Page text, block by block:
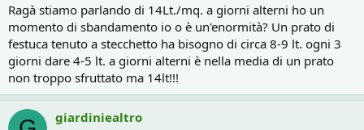
i
s
c
u
s
i
o
z
i
o
Ragà stiamo parlando di 14Lt./mq. a giorni alterni ho un
momento di sbandamento io o è un'enormità? Un prato di
festuca tenuto a stecchetto ha bisogno di circa 8-9 lt. ogni 3
giorni dare 4-5 lt. a giorni alterni è nella media di un prato
non troppo sfruttato ma 14lt!!!
giardiniealtro